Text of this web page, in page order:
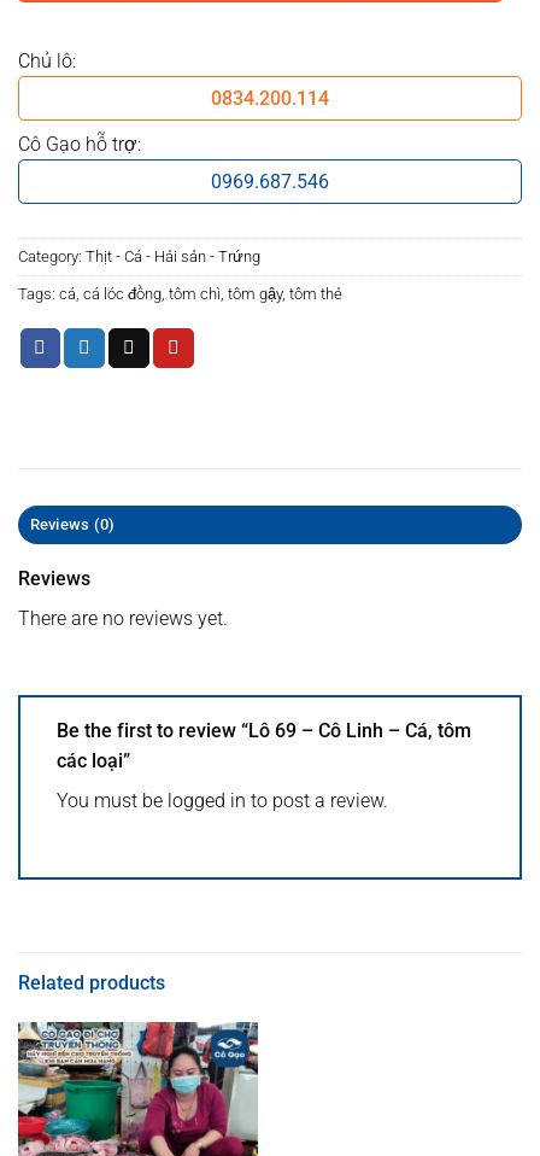
Chủ lô:
0834.200.114
Cô Gạo hỗ trợ:
0969.687.546
Category: Thịt - Cá - Hải sản - Trứng
Tags: cá, cá lóc đồng, tôm chì, tôm gậy, tôm thẻ
Reviews (0)
Reviews
There are no reviews yet.
Be the first to review “Lô 69 – Cô Linh – Cá, tôm
các loại”
You must be logged in to post a review.
Related products